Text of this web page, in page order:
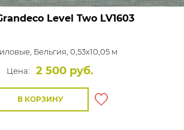
Level TwoLV1603
Бельгия, 0,53x10,05 м
Цена:
2 500 руб.
В КОРЗИНУ